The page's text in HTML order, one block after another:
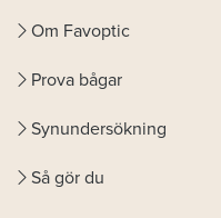
Om Favoptic
Prova bågar
Synundersökning
Så gör du